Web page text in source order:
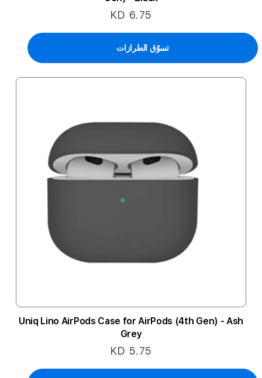
KD 6.75
تسوّق الطرازات
Uniq Lino AirPods Case for AirPods (4th Gen) - Ash
Grey
KD 5.75